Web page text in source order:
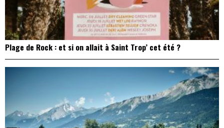
Plage de Rock : et si on allait à Saint Trop’ cet été ?